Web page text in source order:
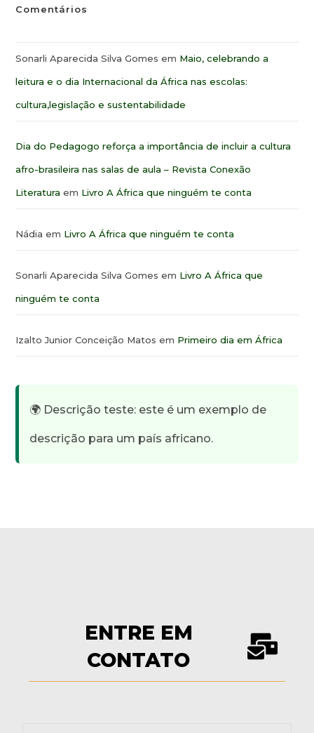
Comentários
Sonarli Aparecida Silva Gomes em Maio, celebrando a
leitura e o dia Internacional da África nas escolas:
cultura,legislação e sustentabilidade
Dia do Pedagogo reforça a importância de incluir a cultura
afro-brasileira nas salas de aula – Revista Conexão
Literatura em Livro A África que ninguém te conta
Nádia em Livro A África que ninguém te conta
Sonarli Aparecida Silva Gomes em Livro A África que
ninguém te conta
Izalto Junior Conceição Matos em Primeiro dia em África
🌍 Descrição teste: este é um exemplo de
descrição para um país africano.
ENTRE EM
CONTATO